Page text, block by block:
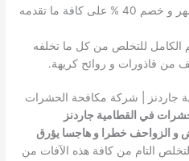
تقدم الشركة ضمانا لمدة 12 شهر و خصم 40 % على كافة ما تقدمه
الكامل للتخلص من كل ما تخلفه
من قاذورات و روائح كريهة.
جاردنز | شركة مكافحة الحشرات
في القطامية جاردنز
و الزواحف خطرا و هاجسا يؤرق
التام من كافة هذه الآفات من